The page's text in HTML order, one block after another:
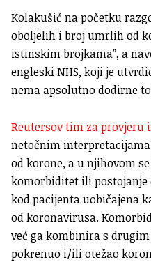
Kolakušić na početku
oboljelih i broj umrlih od
istinskim brojkama”, a
engleski NHS, koji je
nema apsolutno dodirne
Reutersov tim za provjeru
netočnim
od korone, a u njihovom
komorbiditet ili
kod pacijenta uobičajena
od koronavirusa.
već ga kombinira s
pokrenuo i/ili otežao